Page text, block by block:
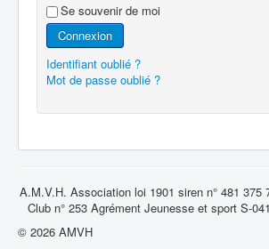
Se souvenir de moi
Connexion
Identifiant oublié ?
Mot de passe oublié ?
A.M.V.H. Association loi 1901 siren n° 481 375
Club n° 253 Agrément Jeunesse et sport S-
© 2026 AMVH